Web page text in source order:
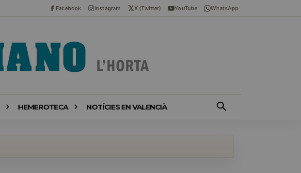
Facebook Instagram X (Twitter) YouTube WhatsApp
HEMEROTECA NOTÍCIES EN VALENCIÀ